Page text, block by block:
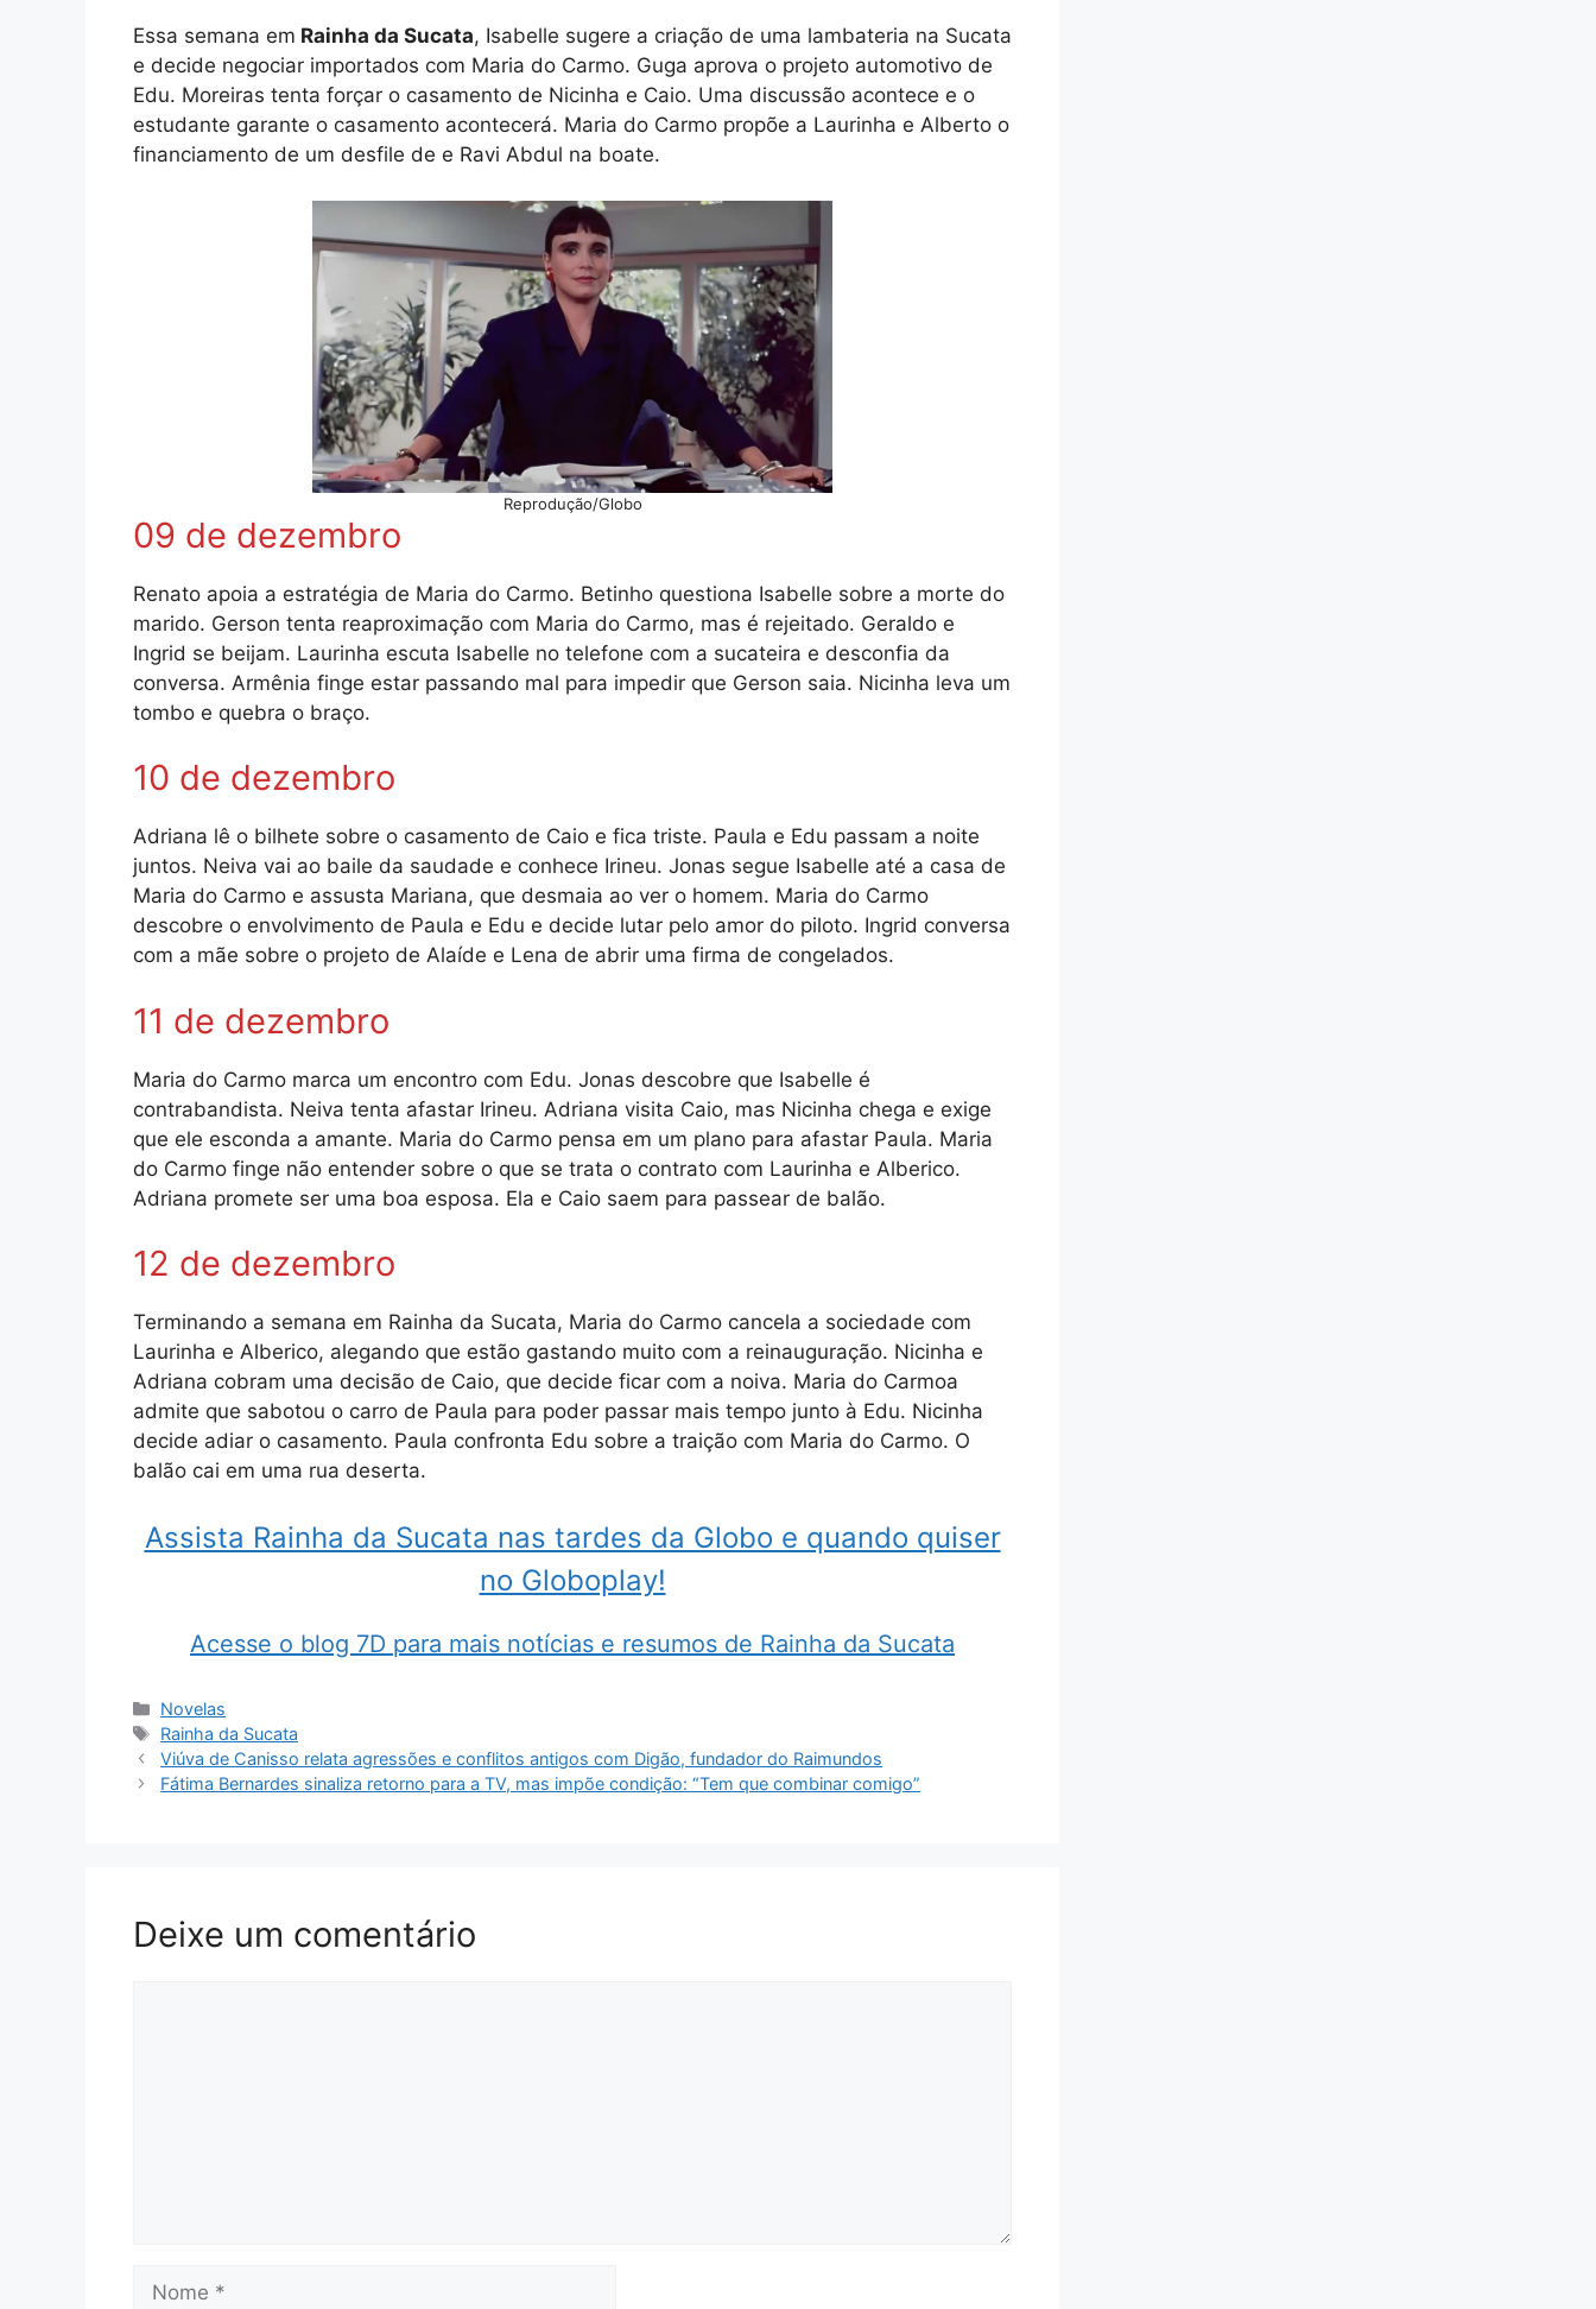
Essa semana em Rainha da Sucata, Isabelle sugere a criação de uma lambateria na Sucata
e decide negociar importados com Maria do Carmo. Guga aprova o projeto automotivo de
Edu. Moreiras tenta forçar o casamento de Nicinha e Caio. Uma discussão acontece e o
estudante garante o casamento acontecerá. Maria do Carmo propõe a Laurinha e Alberto o
financiamento de um desfile de e Ravi Abdul na boate.
Reprodução/Globo
09 de dezembro
Renato apoia a estratégia de Maria do Carmo. Betinho questiona Isabelle sobre a morte do
marido. Gerson tenta reaproximação com Maria do Carmo, mas é rejeitado. Geraldo e
Ingrid se beijam. Laurinha escuta Isabelle no telefone com a sucateira e desconfia da
conversa. Armênia finge estar passando mal para impedir que Gerson saia. Nicinha leva um
tombo e quebra o braço.
10 de dezembro
Adriana lê o bilhete sobre o casamento de Caio e fica triste. Paula e Edu passam a noite
juntos. Neiva vai ao baile da saudade e conhece Irineu. Jonas segue Isabelle até a casa de
Maria do Carmo e assusta Mariana, que desmaia ao ver o homem. Maria do Carmo
descobre o envolvimento de Paula e Edu e decide lutar pelo amor do piloto. Ingrid conversa
com a mãe sobre o projeto de Alaíde e Lena de abrir uma firma de congelados.
11 de dezembro
Maria do Carmo marca um encontro com Edu. Jonas descobre que Isabelle é
contrabandista. Neiva tenta afastar Irineu. Adriana visita Caio, mas Nicinha chega e exige
que ele esconda a amante. Maria do Carmo pensa em um plano para afastar Paula. Maria
do Carmo finge não entender sobre o que se trata o contrato com Laurinha e Alberico.
Adriana promete ser uma boa esposa. Ela e Caio saem para passear de balão.
12 de dezembro
Terminando a semana em Rainha da Sucata, Maria do Carmo cancela a sociedade com
Laurinha e Alberico, alegando que estão gastando muito com a reinauguração. Nicinha e
Adriana cobram uma decisão de Caio, que decide ficar com a noiva. Maria do Carmoa
admite que sabotou o carro de Paula para poder passar mais tempo junto à Edu. Nicinha
decide adiar o casamento. Paula confronta Edu sobre a traição com Maria do Carmo. O
balão cai em uma rua deserta.
Assista Rainha da Sucata nas tardes da Globo e quando quiser
no Globoplay!
Acesse o blog 7D para mais notícias e resumos de Rainha da Sucata
Categorias
Novelas
Tags
Rainha da Sucata
Viúva de Canisso relata agressões e conflitos antigos com Digão, fundador do Raimundos
Fátima Bernardes sinaliza retorno para a TV, mas impõe condição: “Tem que combinar comigo”
Deixe um comentário